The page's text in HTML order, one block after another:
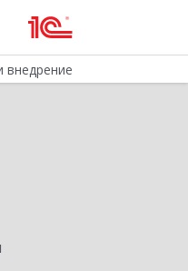
внедрение